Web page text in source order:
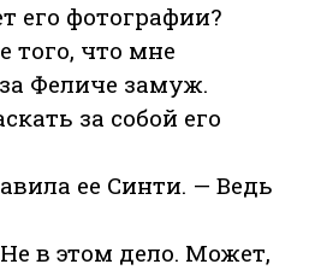
его фотографии?
того, что мне
Феличе замуж.
за собой его
ее Синти. — Ведь
в этом дело. Может,